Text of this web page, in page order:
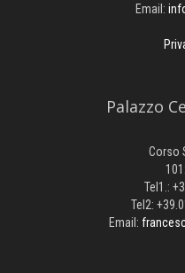
Email:
Palazzo
Corso
Tel1.:
Tel2:
Email: